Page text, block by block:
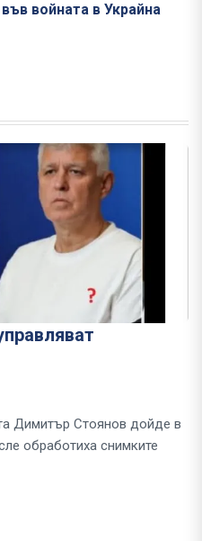
войната в Украйна
Димитър Стоянов дойде в
обработиха снимките